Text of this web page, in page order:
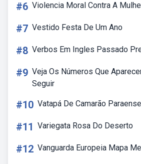
#6 Violencia Moral Contra A
#7 Vestido Festa De Um Ano
#8 Verbos Em Ingles Passado
#9 Veja Os Números Que
Seguir
#10 Vatapá De Camarão Paraense
#11 Variegata Rosa Do Deserto
#12 Vanguarda Europeia Mapa